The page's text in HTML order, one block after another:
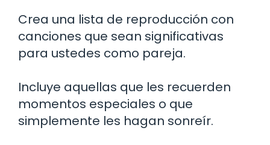
Crea una lista de reproducción con
canciones que sean significativas
para ustedes como pareja.
Incluye aquellas que les recuerden
momentos especiales o que
simplemente les hagan sonreír.